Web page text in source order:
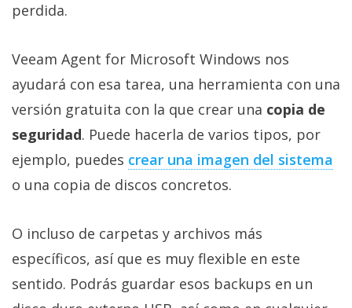
perdida.
Veeam Agent for Microsoft Windows nos
ayudará con esa tarea, una herramienta con una
versión gratuita con la que crear una copia de
seguridad. Puede hacerla de varios tipos, por
ejemplo, puedes crear una imagen del sistema‎
o una copia de discos concretos.
O incluso de carpetas y archivos más
específicos, así que es muy flexible en este
sentido. Podrás guardar esos backups en un